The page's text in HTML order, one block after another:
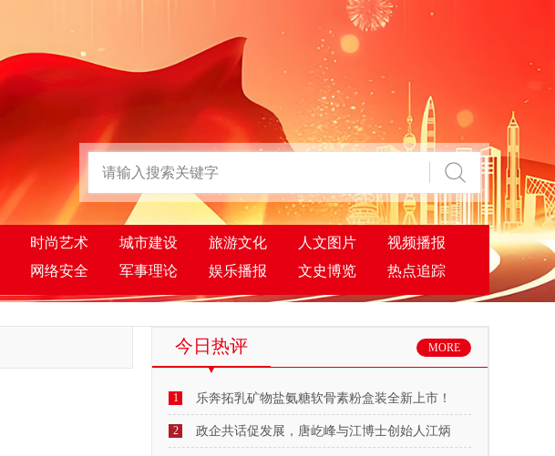
时尚艺术 城市建设 旅游文化 人文图片
视频播报
网络安全 军事理论 娱乐播报 文史博览 热点追踪
今日热评 MORE
1 乐奔拓乳矿物盐氨糖软骨素粉盒装全新上市！
2 政企共话促发展，唐屹峰与江博士创始人江炳